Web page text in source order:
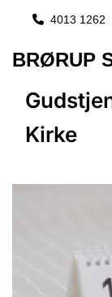
 4013 1262
BRØRUP
Kirke